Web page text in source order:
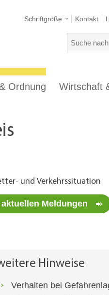
Schriftgröße Kontakt
Ordnung Wirtschaft
und Verkehrssituation
Meldungen
Hinweise
Verhalten bei